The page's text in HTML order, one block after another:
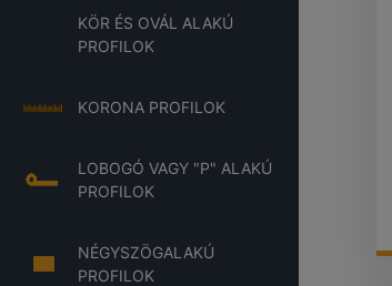
KÖR ÉS OVÁL ALAKÚ
PROFILOK
KORONA PROFILOK
LOBOGÓ VAGY "P" ALAKÚ
PROFILOK
NÉGYSZÖGALAKÚ
PROFILOK